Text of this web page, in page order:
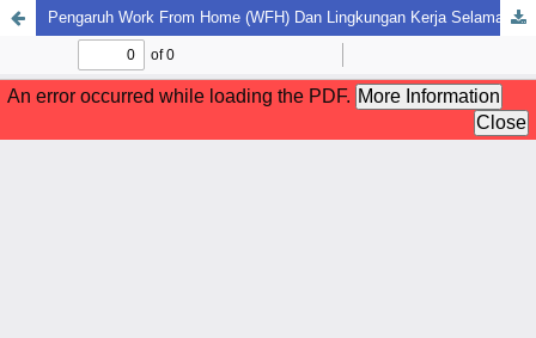
Pengaruh Work From Home (WFH) Dan Lingkungan Kerja Selama Pandemi Covid-19 Terhadap Produktivitas Kerja ASN Di Dinas P3PPKB Provinsi Bengkulu